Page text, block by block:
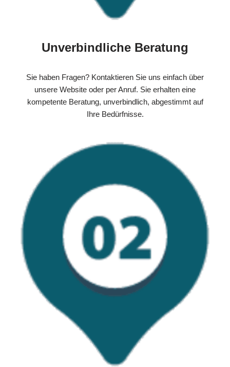
Unverbindliche Beratung
Sie haben Fragen? Kontaktieren Sie uns einfach über
unsere Website oder per Anruf. Sie erhalten eine
kompetente Beratung, unverbindlich, abgestimmt auf
Ihre Bedürfnisse.